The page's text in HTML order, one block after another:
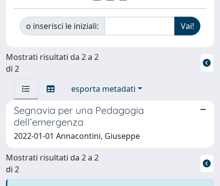
o inserisci le iniziali:
Mostrati risultati da 2 a 2
di 2
esporta metadati
Segnavia per una Pedagogia
dell’emergenza
2022-01-01 Annacontini, Giuseppe
Mostrati risultati da 2 a 2
di 2